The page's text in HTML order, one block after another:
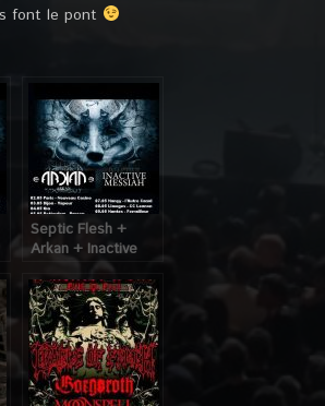
font le pont
Septic Flesh +
Arkan + Inactive
Messiah @ MJC de
St-André (Lille), le
12 Mai 2009